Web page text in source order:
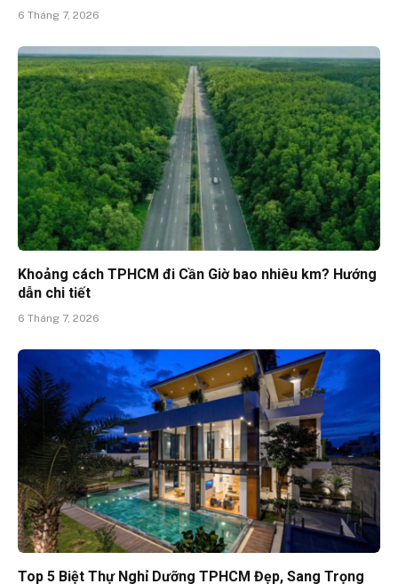
6 Tháng 7, 2026
Khoảng cách TPHCM đi Cần Giờ bao nhiêu km? Hướng
dẫn chi tiết
6 Tháng 7, 2026
Top 5 Biệt Thự Nghỉ Dưỡng TPHCM Đẹp, Sang Trọng